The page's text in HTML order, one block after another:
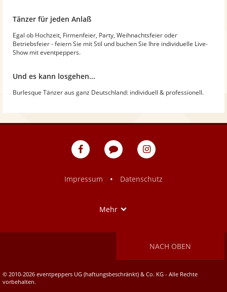
Tänzer für jeden Anlaß
Egal ob Hochzeit, Firmenfeier, Party, Weihnachtsfeier oder
Betriebsfeier - feiern Sie mit Stil und buchen Sie Ihre individuelle Live-
Show mit eventpeppers.
Und es kann losgehen...
Burlesque Tänzer aus ganz Deutschland: individuell & professionell.
eventpeppers
Blog
eventpeppers
Impressum
• Datenschutz
Mehr
NACH OBEN
© 2010-2026 eventpeppers UG (haftungsbeschränkt) & Co. KG - Alle Rechte
vorbehalten.